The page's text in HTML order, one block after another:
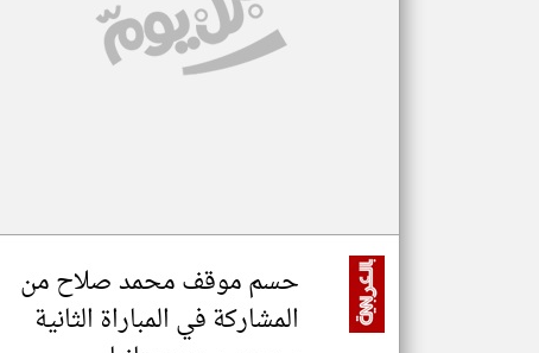
حسم موقف محمد صلاح من
المشاركة في المباراة الثانية